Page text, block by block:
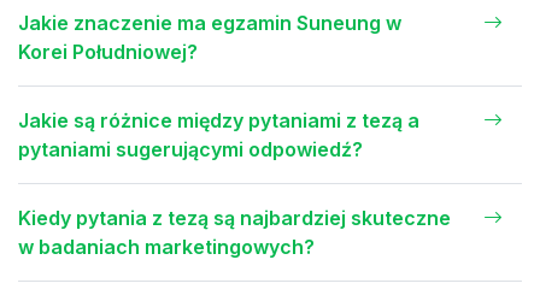
Jakie znaczenie ma egzamin Suneung w
Korei Południowej?
Jakie są różnice między pytaniami z tezą a
pytaniami sugerującymi odpowiedź?
Kiedy pytania z tezą są najbardziej skuteczne
w badaniach marketingowych?